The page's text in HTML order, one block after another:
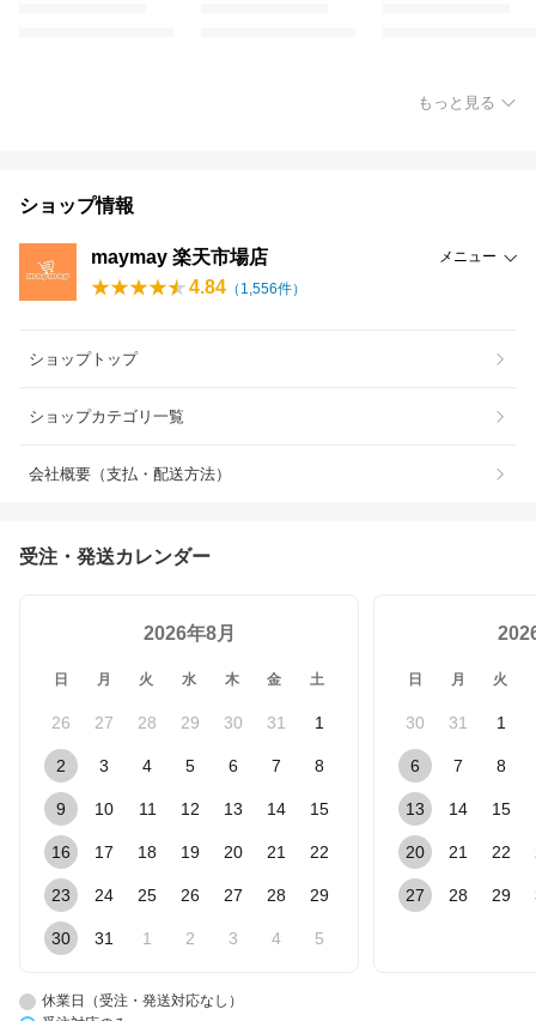
もっと見る
ショップ情報
maymay 楽天市場店 メニュー
4.84 （ 1,556件）
ショップトップ
ショップカテゴリ一覧
会社概要（支払・配送方法）
受注・発送カレンダー
2026年8月
日 月 火 水 木 金 土
26 27 28 29 30 31 1
2 3 4 5 6 7 8
9 10 11 12 13 14 15
16 17 18 19 20 21 22
23 24 25 26 27 28 29
30 31 1 2 3 4 5
日 月 火
30 31 1
6 7 8
13 14 15
20 21 22
27 28 29
休業日（受注・発送対応なし）